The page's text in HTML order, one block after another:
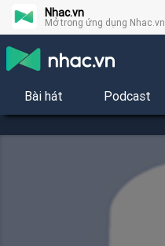
Nhac.vn
Mở trong ứng dụng Nhac.vn
Bài hát Podcast